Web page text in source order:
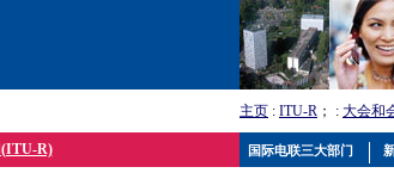
主页 : ITU-R ； : 大会和
R) 国际电联三大部门